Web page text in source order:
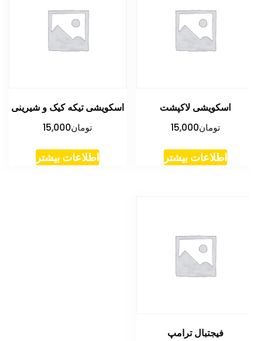
اسکویشی لاکپشت
تومان15,000
اطلاعات بیشتر
اسکویشی تیکه کیک و شیرینی
تومان15,000
اطلاعات بیشتر
فیجتبال ترامپ